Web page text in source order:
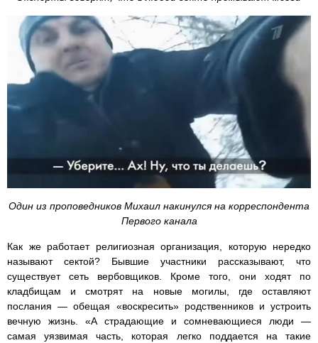
Один из проповедников Михаил накинулся на корреспондента
Первого канала
Как же работает религиозная организация, которую нередко
называют сектой? Бывшие участники рассказывают, что
существует сеть вербовщиков. Кроме того, они ходят по
кладбищам и смотрят на новые могилы, где оставляют
послания — обещая «воскресить» родственников и устроить
вечную жизнь. «А страдающие и сомневающиеся люди —
самая уязвимая часть, которая легко поддается на такие